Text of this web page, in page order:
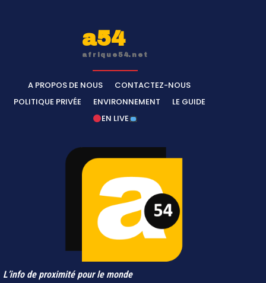
a54
afrique54.net
A PROPOS DE NOUS
CONTACTEZ-NOUS
POLITIQUE PRIVÉE
ENVIRONNEMENT
LE GUIDE
EN LIVE
L’info de proximité pour le monde